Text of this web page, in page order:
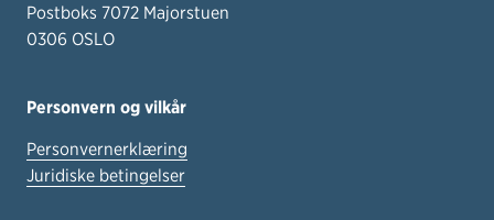
Postboks 7072 Majorstuen
0306 OSLO
Personvern og vilkår
Personvernerklæring
Juridiske betingelser